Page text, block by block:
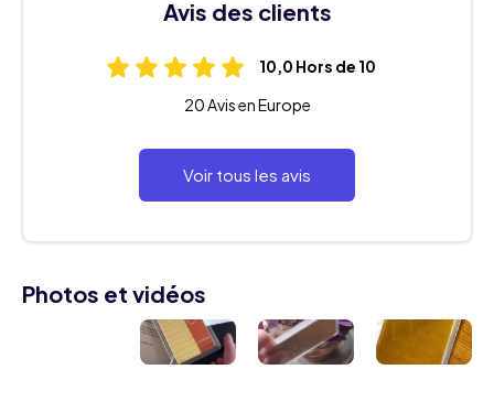
Avis des clients
10,0 Hors de 10
20 Avis en Europe
Voir tous les avis
Photos et vidéos